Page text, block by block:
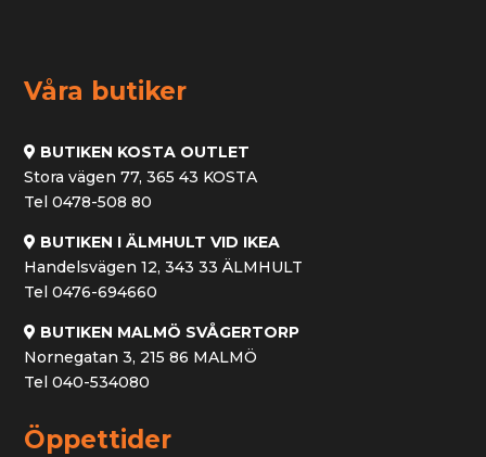
Våra butiker
BUTIKEN KOSTA OUTLET
Stora vägen 77, 365 43 KOSTA
Tel 0478-508 80
BUTIKEN I ÄLMHULT VID IKEA
Handelsvägen 12, 343 33 ÄLMHULT
Tel 0476-694660
BUTIKEN MALMÖ SVÅGERTORP
Nornegatan 3, 215 86 MALMÖ
Tel 040-534080
Öppettider